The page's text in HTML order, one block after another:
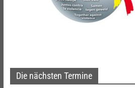
Die nächsten Termine